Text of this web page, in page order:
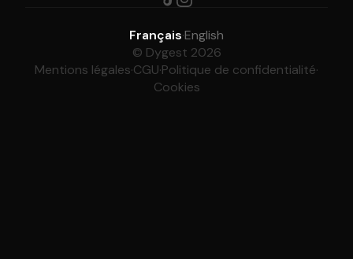
Français·English
© Dygest 2026
Mentions légales·CGU·Politique de confidentialité·
Cookies